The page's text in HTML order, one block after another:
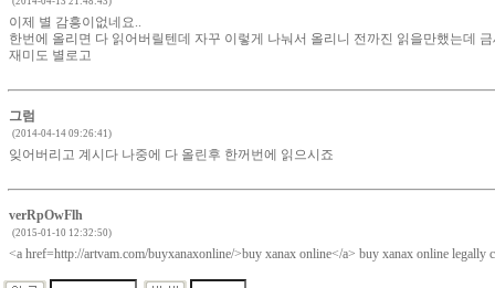
이제 별 감흥이없네요..
한번에 올리면 다 읽어버릴텐데 자꾸 이렇게 나눠서 올리니 전까진 읽을만했는데
재미도 별로고
그럼
(2014-04-14 09:26:41)
잊어버리고 계시다 나중에 다 올린후 한꺼번에 읽으시죠
verRpOwFlh
(2015-01-10 12:32:50)
<a href=http://artvam.com/buyxanaxonline/>buy xanax online</a> buy xanax online legally